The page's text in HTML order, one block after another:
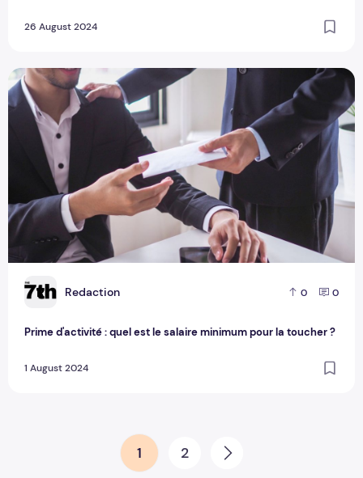
26 August 2024
R Redaction 0 0
Prime d'activité : quel est le salaire minimum pour la toucher ?
1 August 2024
Prime d'activité : quel est le salaire minimum pour la
Pagination des publications
1 2 Prochaine